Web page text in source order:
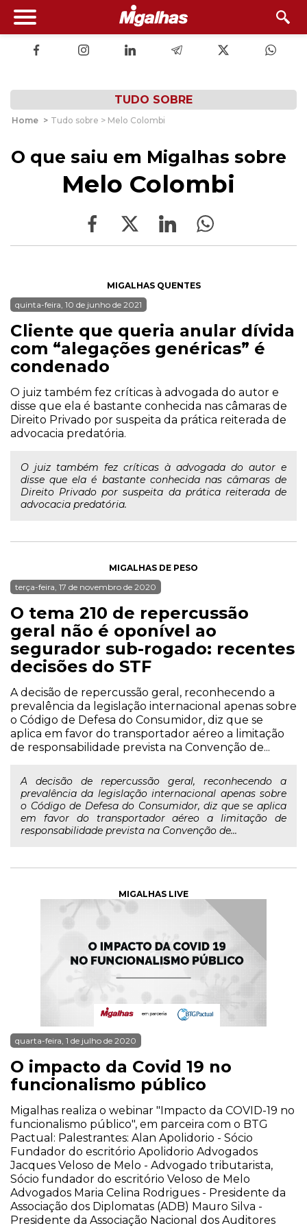
TUDO SOBRE
Home > Tudo sobre > Melo Colombi
O que saiu em Migalhas sobre
Melo Colombi
MIGALHAS QUENTES
quinta-feira, 10 de junho de 2021
Cliente que queria anular dívida
com “alegações genéricas” é
condenado
O juiz também fez críticas à advogada do autor e
disse que ela é bastante conhecida nas câmaras de
Direito Privado por suspeita da prática reiterada de
advocacia predatória.
O juiz também fez críticas à advogada do autor e
disse que ela é bastante conhecida nas câmaras de
Direito Privado por suspeita da prática reiterada de
advocacia predatória.
MIGALHAS DE PESO
terça-feira, 17 de novembro de 2020
O tema 210 de repercussão
geral não é oponível ao
segurador sub-rogado: recentes
decisões do STF
A decisão de repercussão geral, reconhecendo a
prevalência da legislação internacional apenas sobre
o Código de Defesa do Consumidor, diz que se
aplica em favor do transportador aéreo a limitação
de responsabilidade prevista na Convenção de...
A decisão de repercussão geral, reconhecendo a
prevalência da legislação internacional apenas sobre
o Código de Defesa do Consumidor, diz que se aplica
em favor do transportador aéreo a limitação de
responsabilidade prevista na Convenção de...
MIGALHAS LIVE
quarta-feira, 1 de julho de 2020
O impacto da Covid 19 no
funcionalismo público
Migalhas realiza o webinar "Impacto da COVID-19 no
funcionalismo público", em parceira com o BTG
Pactual: Palestrantes: Alan Apolidorio - Sócio
Fundador do escritório Apolidorio Advogados
Jacques Veloso de Melo - Advogado tributarista,
Sócio fundador do escritório Veloso de Melo
Advogados Maria Celina Rodrigues - Presidente da
Associação dos Diplomatas (ADB) Mauro Silva -
Presidente da Associação Nacional dos Auditores